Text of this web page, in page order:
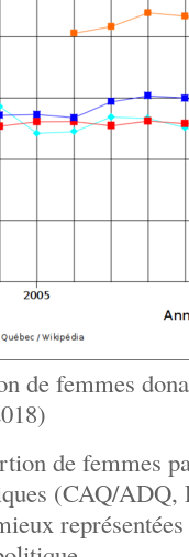
de femmes
de femmes
(CAQ/ADQ,